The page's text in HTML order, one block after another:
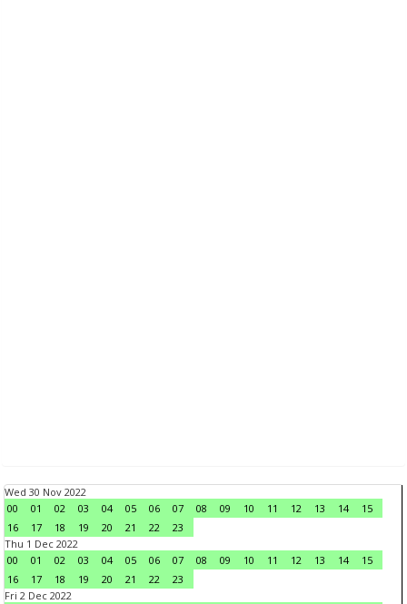
Wed 30 Nov 2022
00
01 02 03 04 05 06 07 08 09 10 11 12 13 14
15
16
17 18 19 20 21 22
23
Thu 1 Dec 2022
00
01 02 03 04 05 06 07 08 09 10 11 12 13 14
15
16
17 18 19 20 21 22
23
Fri 2 Dec 2022